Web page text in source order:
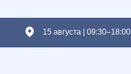
15 августа | 09:30–18:00